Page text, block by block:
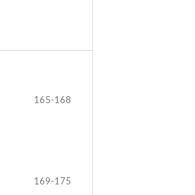
165-168
169-175